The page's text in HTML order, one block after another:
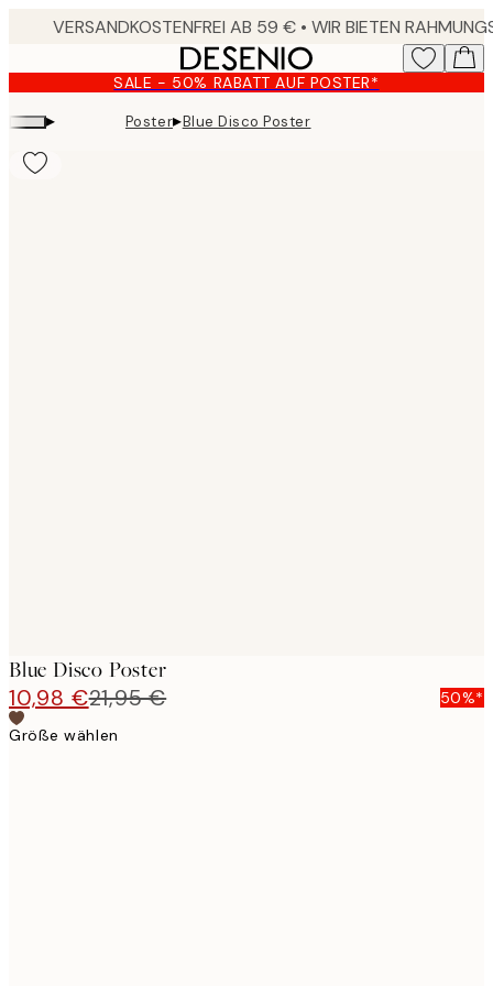
content.
SALE - 50% RABATT AUF POSTER*
▸ Poster▸Blue Disco Poster
Blue Disco Poster
10,98 €21,95 €
50%*
Größe wählen